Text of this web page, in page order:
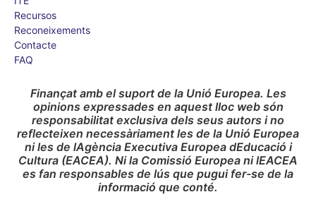
Recursos
Reconeixements
Contacte
FAQ
Finançat amb el suport de la Unió Europea. Les
opinions expressades en aquest lloc web són
responsabilitat exclusiva dels seus autors i no
reflecteixen necessàriament les de la Unió Europea
ni les de lAgència Executiva Europea dEducació i
Cultura (EACEA). Ni la Comissió Europea ni lEACEA
es fan responsables de lús que pugui fer-se de la
informació que conté.